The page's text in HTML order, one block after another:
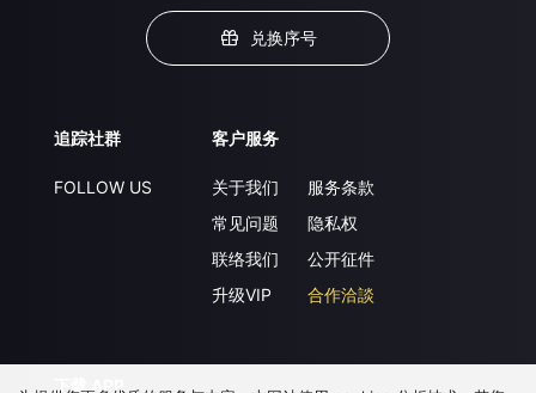
兑换序号
追踪社群
FOLLOW US
客户服务
关于我们
常见问题
联络我们
升级VIP
服务条款
隐私权
公开征件
合作洽談
下载 APP